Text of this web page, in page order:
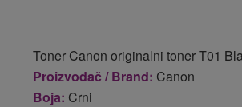
Toner Canon originalni toner T01
Proizvođač / Brand: Canon
Boja: Crni